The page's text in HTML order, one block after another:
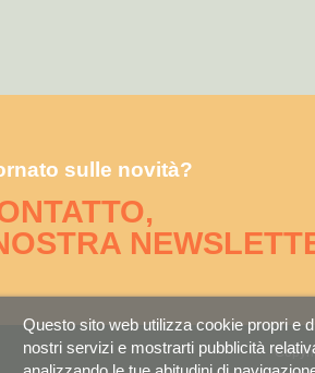
sulle novità?
Questo sito web utilizza cookie propri e
nostri servizi e mostrarti pubblicità